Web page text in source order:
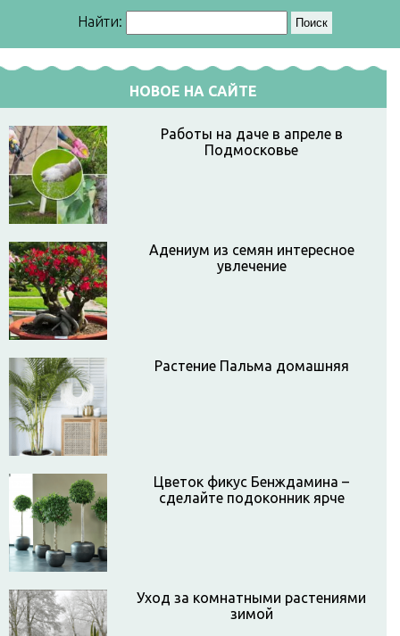
Найти:
НОВОЕ НА САЙТЕ
Работы на даче в апреле в
Подмосковье
Адениум из семян интересное
увлечение
Растение Пальма домашняя
Цветок фикус Бенждамина –
сделайте подоконник ярче
Уход за комнатными растениями
зимой